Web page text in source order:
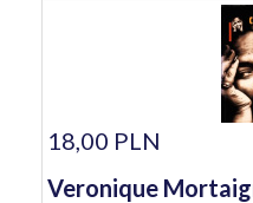
18,00 PLN
Veronique